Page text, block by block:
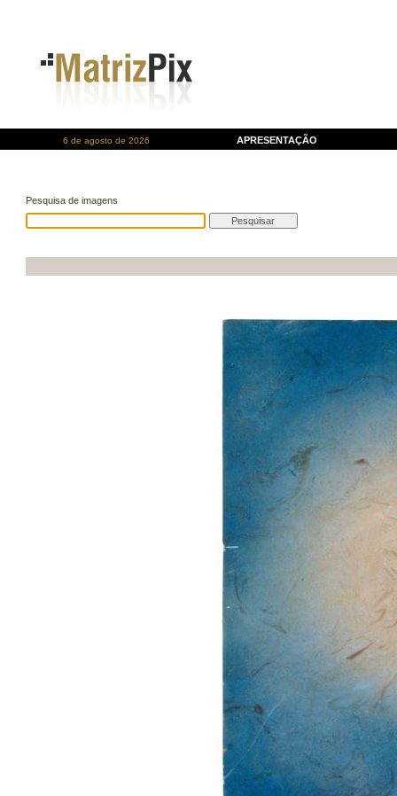
6 de agosto de 2026 APRESENTAÇÃO
Pesquisa de imagens